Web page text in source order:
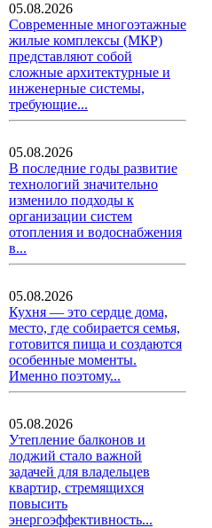
05.08.2026
Современные многоэтажные
жилые комплексы (МКР)
представляют собой
сложные архитектурные и
инженерные системы,
требующие...
05.08.2026
В последние годы развитие
технологий значительно
изменило подходы к
организации систем
отопления и водоснабжения
в...
05.08.2026
Кухня — это сердце дома,
место, где собирается семья,
готовится пища и создаются
особенные моменты.
Именно поэтому...
05.08.2026
Утепление балконов и
лоджий стало важной
задачей для владельцев
квартир, стремящихся
повысить
энергоэффективность...